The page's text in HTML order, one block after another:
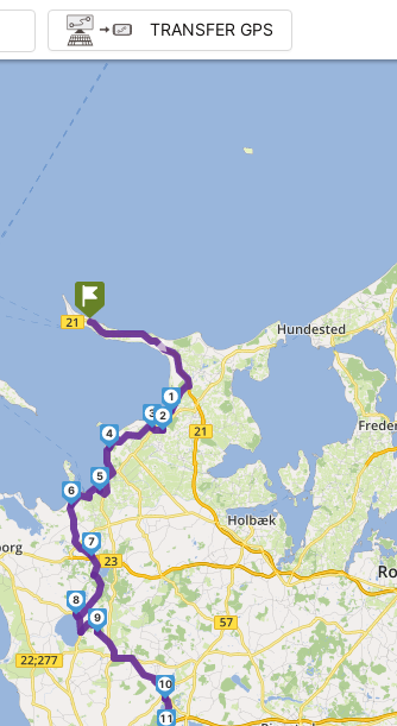
►
1
2
3
4
5
6
7
8
9
10
11
TRANSFER GPS